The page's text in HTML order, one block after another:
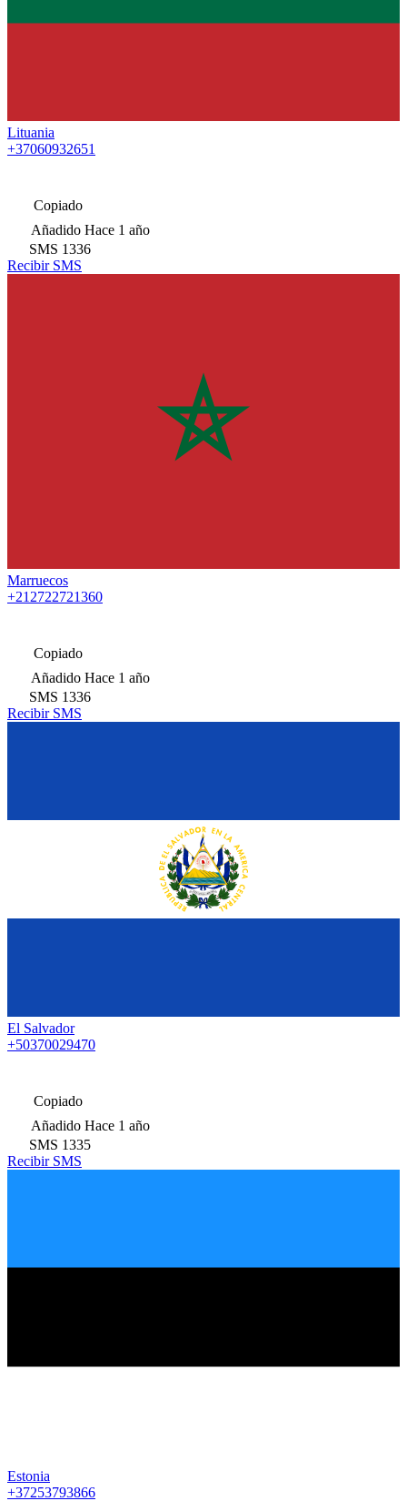
Lituania
+37060932651
Copiado
Añadido Hace 1 año
SMS 1336
Recibir SMS
Marruecos
+212722721360
Copiado
Añadido Hace 1 año
SMS 1336
Recibir SMS
El Salvador
+50370029470
Copiado
Añadido Hace 1 año
SMS 1335
Recibir SMS
Estonia
+37253793866